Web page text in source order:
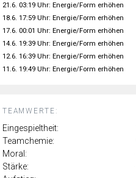
TEAMWERTE:
Eingespieltheit:
Teamchemie:
Moral:
Stärke:
21.6. 03:19 Uhr: Energie/Form erhöhen
18.6. 17:59 Uhr: Energie/Form erhöhen
17.6. 00:01 Uhr: Energie/Form erhöhen
14.6. 19:39 Uhr: Energie/Form erhöhen
12.6. 16:39 Uhr: Energie/Form erhöhen
11.6. 19:49 Uhr: Energie/Form erhöhen